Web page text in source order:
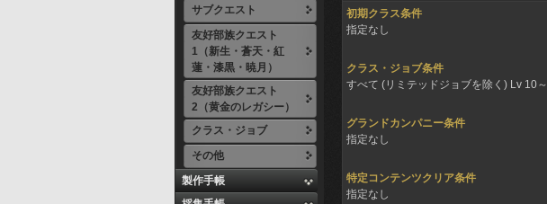
サブクエスト
友好部族クエスト
1（新生・蒼天・紅
蓮・漆黒・暁月）
友好部族クエスト
2（黄金のレガシー）
クラス・ジョブ
その他
製作手帳
初期クラス条件
指定なし
クラス・ジョブ条件
すべて (リミテッドジョブを除く) Lv 10～
グランドカンパニー条件
指定なし
特定コンテンツクリア条件
指定なし